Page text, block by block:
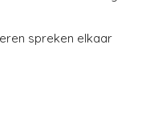
spreken elkaar